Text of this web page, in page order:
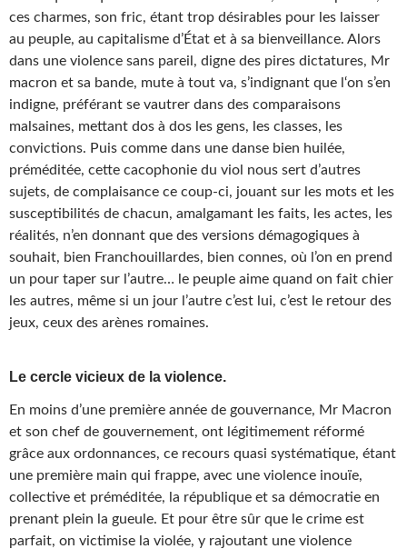
ces charmes, son fric, étant trop désirables pour les laisser
au peuple, au capitalisme d’État et à sa bienveillance. Alors
dans une violence sans pareil, digne des pires dictatures, Mr
macron et sa bande, mute à tout va, s’indignant que l‘on s’en
indigne, préférant se vautrer dans des comparaisons
malsaines, mettant dos à dos les gens, les classes, les
convictions. Puis comme dans une danse bien huilée,
préméditée, cette cacophonie du viol nous sert d’autres
sujets, de complaisance ce coup-ci, jouant sur les mots et les
susceptibilités de chacun, amalgamant les faits, les actes, les
réalités, n’en donnant que des versions démagogiques à
souhait, bien Franchouillardes, bien connes, où l’on en prend
un pour taper sur l’autre… le peuple aime quand on fait chier
les autres, même si un jour l’autre c’est lui, c’est le retour des
jeux, ceux des arènes romaines.
Le cercle vicieux de la violence.
En moins d’une première année de gouvernance, Mr Macron
et son chef de gouvernement, ont légitimement réformé
grâce aux ordonnances, ce recours quasi systématique, étant
une première main qui frappe, avec une violence inouïe,
collective et préméditée, la république et sa démocratie en
prenant plein la gueule. Et pour être sûr que le crime est
parfait, on victimise la violée, y rajoutant une violence